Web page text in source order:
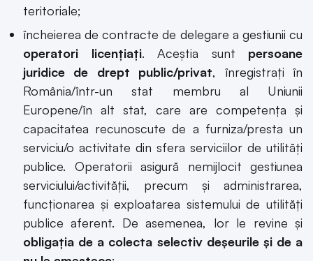
teritoriale;
încheierea de contracte de delegare a gestiunii cu
operatori licențiați. Aceștia sunt persoane
juridice de drept public/privat, înregistrați în
România/într-un stat membru al Uniunii
Europene/în alt stat, care are competenţa şi
capacitatea recunoscute de a furniza/presta un
serviciu/o activitate din sfera serviciilor de utilităţi
publice. Operatorii asigură nemijlocit gestiunea
serviciului/activităţii, precum şi administrarea,
funcţionarea şi exploatarea sistemului de utilităţi
publice aferent. De asemenea, lor le revine și
obligația de a colecta selectiv deșeurile și de a